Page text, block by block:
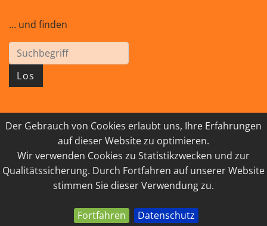
Der Gebrauch von Cookies erlaubt uns, Ihre Erfahrungen
auf dieser Website zu optimieren.
Wir verwenden Cookies zu Statistikzwecken und zur
Qualitätssicherung. Durch Fortfahren auf unserer Website
stimmen Sie dieser Verwendung zu.
Fortfahren Datenschutz
... und finden
Los
© 2026 GEISTreich - Diözese Innsbruck
IMPRESSUM
LINKSAMMLUNG
DATENSCHUTZ
KONTAKT
powered by webEdition CMS